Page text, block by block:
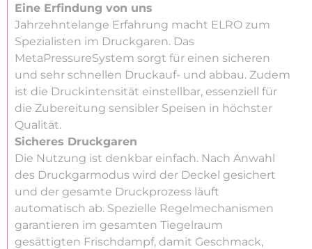
Eine Erfindung von uns
Jahrzehntelange Erfahrung macht ELRO zum
Spezialisten im Druckgaren. Das
MetaPressureSystem sorgt für einen sicheren
und sehr schnellen Druckauf- und abbau. Zudem
ist die Druckintensität einstellbar, essenziell für
die Zubereitung sensibler Speisen in höchster
Qualität.
Sicheres Druckgaren
Die Nutzung ist denkbar einfach. Nach Anwahl
des Druckgarmodus wird der Deckel gesichert
und der gesamte Druckprozess läuft
automatisch ab. Spezielle Regelmechanismen
garantieren im gesamten Tiegelraum
gesättigten Frischdampf, damit Geschmack,